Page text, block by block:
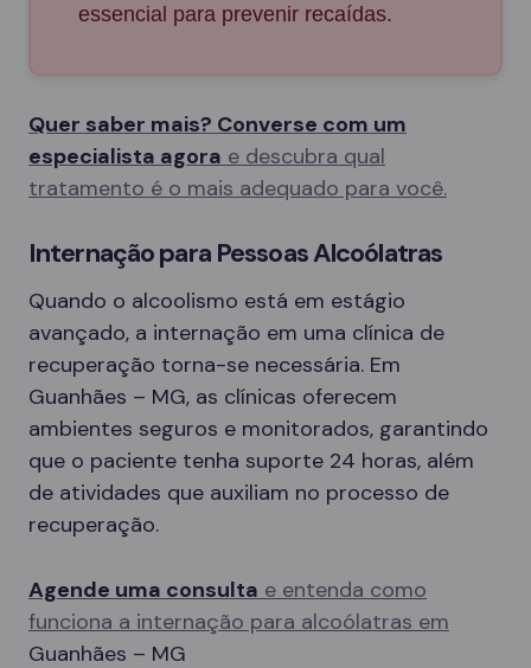
essencial para prevenir recaídas.
Quer saber mais? Converse com um
especialista agora e descubra qual
tratamento é o mais adequado para você.
Internação para Pessoas Alcoólatras
Quando o alcoolismo está em estágio
avançado, a internação em uma clínica de
recuperação torna-se necessária. Em
Guanhães – MG, as clínicas oferecem
ambientes seguros e monitorados, garantindo
que o paciente tenha suporte 24 horas, além
de atividades que auxiliam no processo de
recuperação.
Agende uma consulta e entenda como
funciona a internação para alcoólatras em
Guanhães – MG